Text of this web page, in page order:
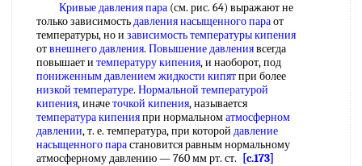
Кривые давления пара (см. рис. 64) выражают не
только зависимостьдавления насыщенного параот
температуры, но и зависимость температуры кипения
отвнешнего давления. Повышение давлениявсегда
повышает и температуру кипения, и наоборот, под
пониженным давлениемжидкости кипятпри более
низкой температуре. Нормальной температурой
кипения, иначеточкой кипения, называется
температура кипенияпри нормальноматмосферном
давлении, т. е. температура, при которой давление
насыщенного парастановится равным нормальному
атмосферному давлению — 760 мм рт. ст.
[c.173]